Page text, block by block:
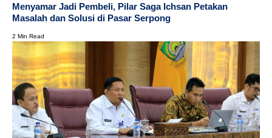
Menyamar Jadi Pembeli, Pilar Saga Ichsan Petakan
Masalah dan Solusi di Pasar Serpong
2 Min Read